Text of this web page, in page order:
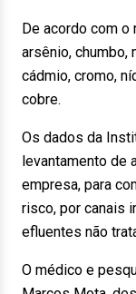
De acordo com
arsênio, chumbo,
cádmio, cromo,
cobre.
Os dados da
levantamento de
empresa, para
risco, por canais
efluentes não
O médico e